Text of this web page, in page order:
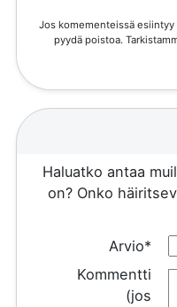
Jos komementeissä
pyydä poistoa.
Haluatko antaa
on? Onko
Arvio*
Kommentti
(jos